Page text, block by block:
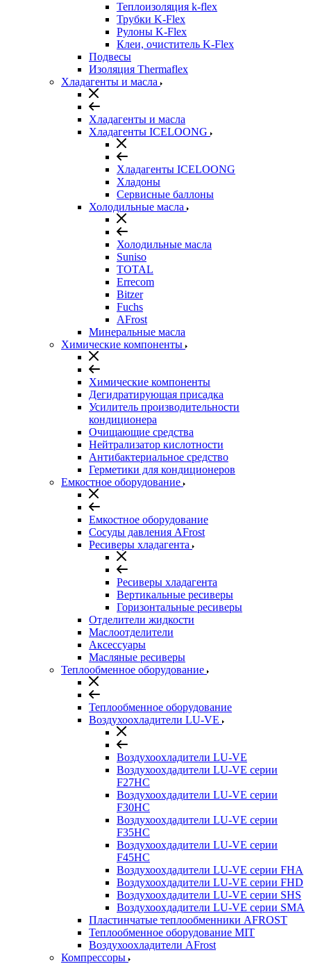
Теплоизоляция k-flex
Трубки K-Flex
Рулоны K-Flex
Клеи, очиститель K-Flex
Подвесы
Изоляция Thermaflex
Хладагенты и масла
Хладагенты и масла
Хладагенты ICELOONG
Хладагенты ICELOONG
Хладоны
Сервисные баллоны
Холодильные масла
Холодильные масла
Suniso
TOTAL
Errecom
Bitzer
Fuchs
AFrost
Минеральные масла
Химические компоненты
Химические компоненты
Дегидратирующая присадка
Усилитель производительности
кондиционера
Очищающие средства
Нейтрализатор кислотности
Антибактериальное средство
Герметики для кондиционеров
Емкостное оборудование
Емкостное оборудование
Сосуды давления AFrost
Ресиверы хладагента
Ресиверы хладагента
Вертикальные ресиверы
Горизонтальные ресиверы
Отделители жидкости
Маслоотделители
Аксессуары
Масляные ресиверы
Теплообменное оборудование
Теплообменное оборудование
Воздухоохладители LU-VE
Воздухоохладители LU-VE
Воздухоохдадители LU-VE серии
F27HC
Воздухоохдадители LU-VE серии
F30HC
Воздухоохдадители LU-VE серии
F35HC
Воздухоохдадители LU-VE серии
F45HC
Воздухоохдадители LU-VE серии FHA
Воздухоохдадители LU-VE серии FHD
Воздухоохдадители LU-VE серии SHS
Воздухоохдадители LU-VE серии SMA
Пластинчатые теплообменники AFROST
Теплообменное оборудование MIT
Воздухоохладители AFrost
Компрессоры